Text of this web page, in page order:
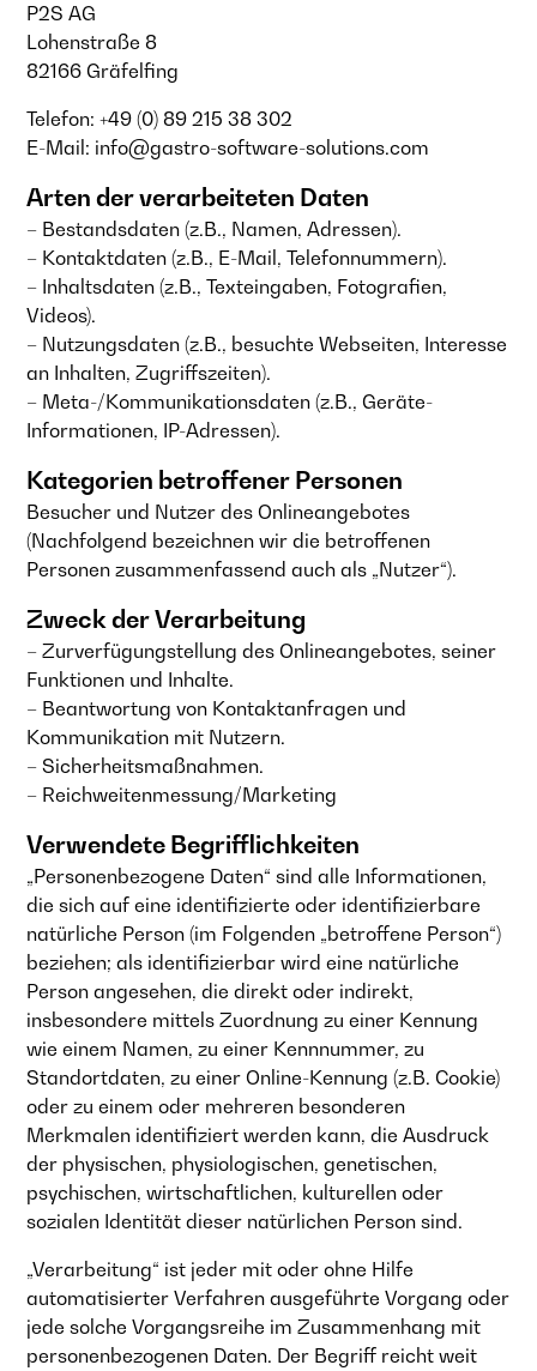
P2S AG
Lohenstraße 8
82166 Gräfelfing
Telefon: +49 (0) 89 215 38 302
E-Mail: info@gastro-software-solutions.com
Arten der verarbeiteten Daten
– Bestandsdaten (z.B., Namen, Adressen).
– Kontaktdaten (z.B., E-Mail, Telefonnummern).
– Inhaltsdaten (z.B., Texteingaben, Fotografien,
Videos).
– Nutzungsdaten (z.B., besuchte Webseiten, Interesse
an Inhalten, Zugriffszeiten).
– Meta-/Kommunikationsdaten (z.B., Geräte-
Informationen, IP-Adressen).
Kategorien betroffener Personen
Besucher und Nutzer des Onlineangebotes
(Nachfolgend bezeichnen wir die betroffenen
Personen zusammenfassend auch als „Nutzer“).
Zweck der Verarbeitung
– Zurverfügungstellung des Onlineangebotes, seiner
Funktionen und Inhalte.
– Beantwortung von Kontaktanfragen und
Kommunikation mit Nutzern.
– Sicherheitsmaßnahmen.
– Reichweitenmessung/Marketing
Verwendete Begrifflichkeiten
„Personenbezogene Daten“ sind alle Informationen,
die sich auf eine identifizierte oder identifizierbare
natürliche Person (im Folgenden „betroffene Person“)
beziehen; als identifizierbar wird eine natürliche
Person angesehen, die direkt oder indirekt,
insbesondere mittels Zuordnung zu einer Kennung
wie einem Namen, zu einer Kennnummer, zu
Standortdaten, zu einer Online-Kennung (z.B. Cookie)
oder zu einem oder mehreren besonderen
Merkmalen identifiziert werden kann, die Ausdruck
der physischen, physiologischen, genetischen,
psychischen, wirtschaftlichen, kulturellen oder
sozialen Identität dieser natürlichen Person sind.
„Verarbeitung“ ist jeder mit oder ohne Hilfe
automatisierter Verfahren ausgeführte Vorgang oder
jede solche Vorgangsreihe im Zusammenhang mit
personenbezogenen Daten. Der Begriff reicht weit